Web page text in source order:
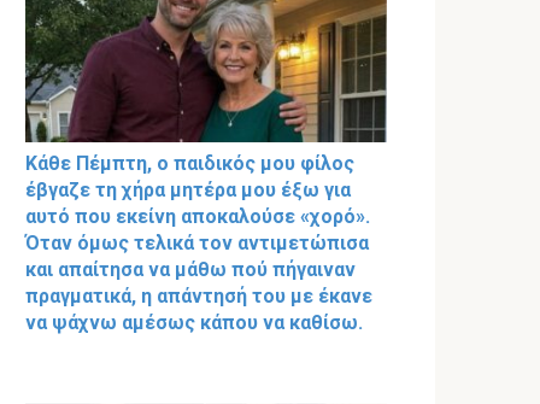
Κάθε Πέμπτη, ο παιδικός μου φίλος
έβγαζε τη χήρα μητέρα μου έξω για
αυτό που εκείνη αποκαλούσε «χορό».
Όταν όμως τελικά τον αντιμετώπισα
και απαίτησα να μάθω πού πήγαιναν
πραγματικά, η απάντησή του με έκανε
να ψάχνω αμέσως κάπου να καθίσω.